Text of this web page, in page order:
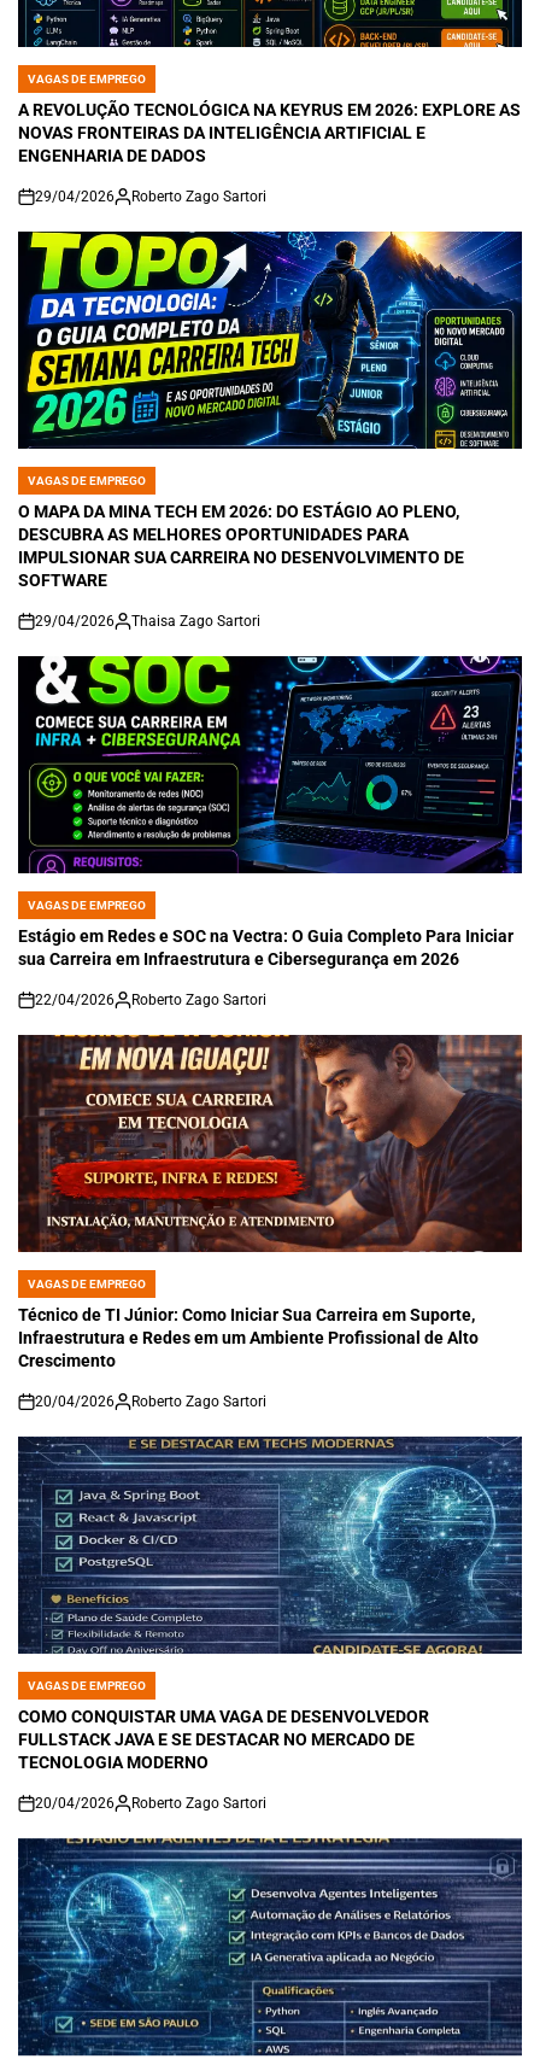
POSTED
IN
VAGAS DE EMPREGO
A REVOLUÇÃO TECNOLÓGICA NA KEYRUS EM 2026: EXPLORE AS
NOVAS FRONTEIRAS DA INTELIGÊNCIA ARTIFICIAL E
ENGENHARIA DE DADOS
on
29/04/2026 Roberto Zago Sartori
POSTED
IN
VAGAS DE EMPREGO
O MAPA DA MINA TECH EM 2026: DO ESTÁGIO AO PLENO,
DESCUBRA AS MELHORES OPORTUNIDADES PARA
IMPULSIONAR SUA CARREIRA NO DESENVOLVIMENTO DE
SOFTWARE
on
29/04/2026 Thaisa Zago Sartori
POSTED
IN
VAGAS DE EMPREGO
Estágio em Redes e SOC na Vectra: O Guia Completo Para Iniciar
sua Carreira em Infraestrutura e Cibersegurança em 2026
on
22/04/2026 Roberto Zago Sartori
POSTED
IN
VAGAS DE EMPREGO
Técnico de TI Júnior: Como Iniciar Sua Carreira em Suporte,
Infraestrutura e Redes em um Ambiente Profissional de Alto
Crescimento
on
20/04/2026 Roberto Zago Sartori
POSTED
IN
VAGAS DE EMPREGO
COMO CONQUISTAR UMA VAGA DE DESENVOLVEDOR
FULLSTACK JAVA E SE DESTACAR NO MERCADO DE
TECNOLOGIA MODERNO
on
20/04/2026 Roberto Zago Sartori